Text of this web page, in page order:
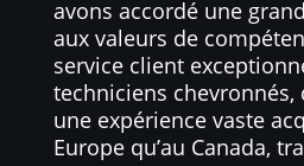
avons accordé une
aux valeurs de
service client
techniciens chevronnés,
une expérience vaste
Europe qu’au Canada,